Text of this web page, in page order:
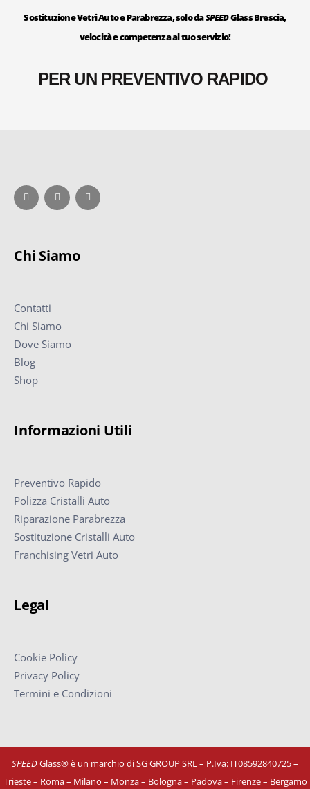
Sostituzione Vetri Auto e Parabrezza, solo daSPEEDGlass Brescia,
velocità e competenza al tuo servizio!
PER UN PREVENTIVO RAPIDO
Chi Siamo
Contatti
Chi Siamo
Dove Siamo
Blog
Shop
Informazioni Utili
Preventivo Rapido
Polizza Cristalli Auto
Riparazione Parabrezza
Sostituzione Cristalli Auto
Franchising Vetri Auto
Legal
Cookie Policy
Privacy Policy
Termini e Condizioni
SPEEDGlass® è un marchio di SG GROUP SRL – P.Iva: IT08592840725–
Trieste – Roma – Milano – Monza – Bologna – Padova – Firenze – Bergamo